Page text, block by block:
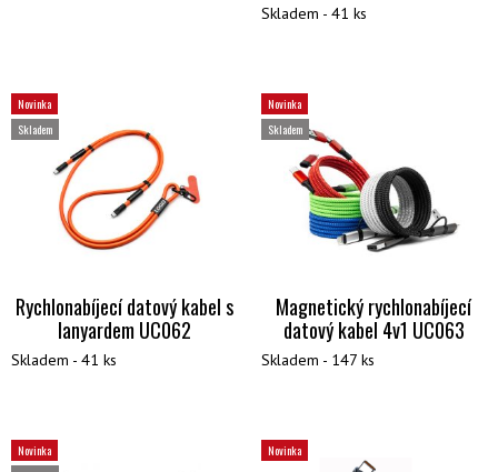
Skladem - 41 ks
Novinka
Skladem
Rychlonabíjecí datový kabel s
lanyardem UC062
Skladem - 41 ks
Novinka
Skladem
Magnetický rychlonabíjecí
datový kabel 4v1 UC063
Skladem - 147 ks
Novinka
Novinka